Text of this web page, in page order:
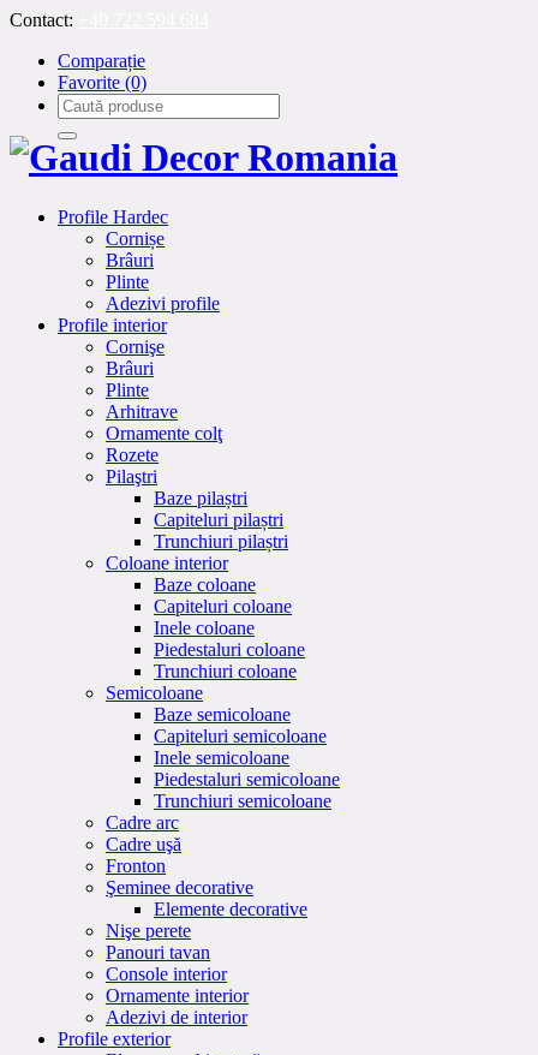
Contact:
Comparație
Favorite (0)
Profile Hardec
Cornișe
Brâuri
Plinte
Adezivi profile
Profile interior
Cornişe
Brâuri
Plinte
Arhitrave
Ornamente colţ
Rozete
Pilaştri
Baze pilaștri
Capiteluri pilaștri
Trunchiuri pilaștri
Coloane interior
Baze coloane
Capiteluri coloane
Inele coloane
Piedestaluri coloane
Trunchiuri coloane
Semicoloane
Baze semicoloane
Capiteluri semicoloane
Inele semicoloane
Piedestaluri semicoloane
Trunchiuri semicoloane
Cadre arc
Cadre uşă
Fronton
Şeminee decorative
Elemente decorative
Nişe perete
Panouri tavan
Console interior
Ornamente interior
Adezivi de interior
Profile exterior